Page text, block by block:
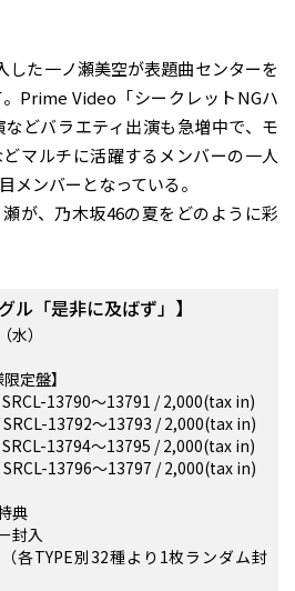
した一ノ瀬美空が表題曲センターを
Prime Video「シークレットNGハ
どバラエティ出演も急増中で、モ
マルチに活躍するメンバーの一人
メンバーとなっている。
が、乃木坂46の夏をどのように彩
ル「是非に及ばず」】
）
定盤】
13790～13791 / 2,000(tax in)
13792～13793 / 2,000(tax in)
13794～13795 / 2,000(tax in)
13796～13797 / 2,000(tax in)
典
封入
各TYPE別32種より1枚ランダム封